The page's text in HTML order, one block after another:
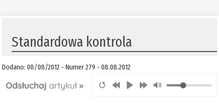
Standardowa kontrola
Dodano: 08/08/2012 - Numer 279 - 08.08.2012